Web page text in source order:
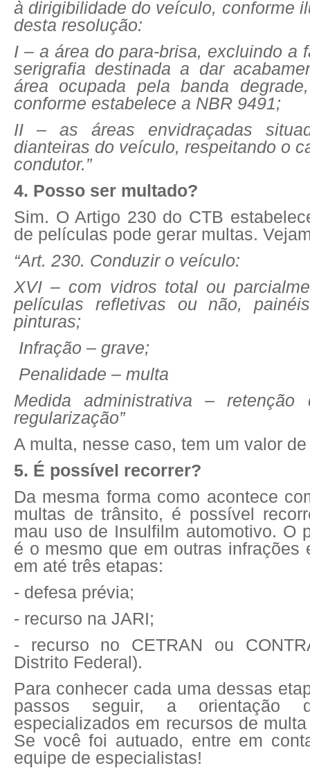
à dirigibilidade do veículo, conforme
desta resolução:
I – a área do para-brisa, excluindo a
serigrafia destinada a dar
área ocupada pela banda
conforme estabelece a NBR 9491;
II – as áreas envidraçadas
dianteiras do veículo, respeitando o
condutor.”
4. Posso ser multado?
Sim. O Artigo 230 do CTB
de películas pode gerar multas.
“Art. 230. Conduzir o veículo:
XVI – com vidros total ou
películas refletivas ou não,
pinturas;
Infração – grave;
Penalidade – multa
Medida administrativa –
regularização”
A multa, nesse caso, tem um valor
5. É possível recorrer?
Da mesma forma como acontece
multas de trânsito, é possível
mau uso de Insulfilm automotivo. O
é o mesmo que em outras infrações
em até três etapas:
- defesa prévia;
- recurso na JARI;
- recurso no CETRAN ou
Distrito Federal).
Para conhecer cada uma dessas
passos seguir, a orientação
especializados em recursos de
Se você foi autuado, entre em
equipe de especialistas!